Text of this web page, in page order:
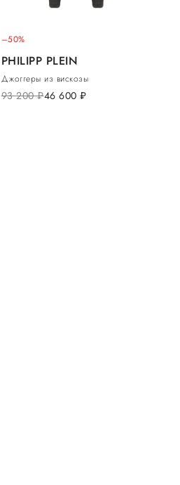
–50%
PHILIPP PLEIN
Джоггеры из вискозы
93 200руб.46 600 руб.